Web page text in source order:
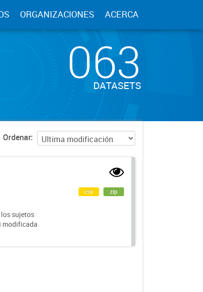
ORGANIZACIONES ACERCA
063
DATASETS
Ordenar
sujetos
modificada
csv zip